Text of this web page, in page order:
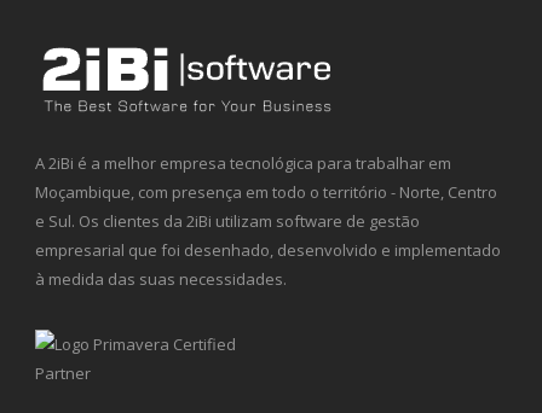
A 2iBi é a melhor empresa tecnológica para trabalhar em
Moçambique, com presença em todo o território - Norte, Centro
e Sul. Os clientes da 2iBi utilizam software de gestão
empresarial que foi desenhado, desenvolvido e implementado
à medida das suas necessidades.